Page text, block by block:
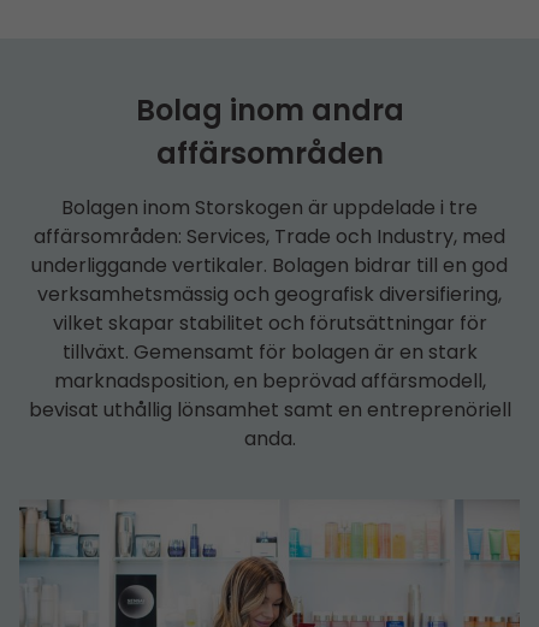
Bolag inom andra
affärsområden
Bolagen inom Storskogen är uppdelade i tre
affärsområden: Services, Trade och Industry, med
underliggande vertikaler. Bolagen bidrar till en god
verksamhetsmässig och geografisk diversifiering,
vilket skapar stabilitet och förutsättningar för
tillväxt. Gemensamt för bolagen är en stark
marknadsposition, en beprövad affärsmodell,
bevisat uthållig lönsamhet samt en entreprenöriell
anda.